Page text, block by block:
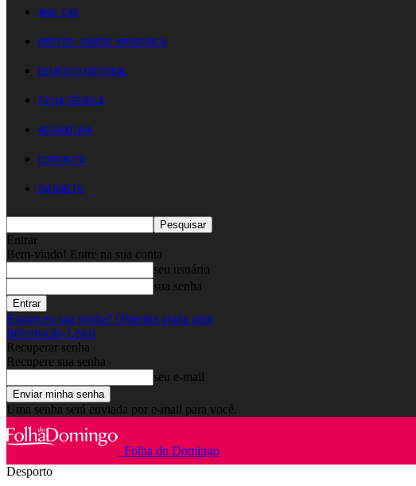
ANO: CXII
DIRETOR: SAMUEL MENDONÇA
ESTATUTO EDITORIAL
FICHA TÉCNICA
ASSINATURA
CONTACTO
EM DIRETO
Entrar
Bem-vindo! Entre na sua conta
seu usuário
sua senha
Esqueceu sua senha? Obtenha ajuda aqui
Informação Legal
Recuperar senha
Recupere sua senha
seu e-mail
Uma senha será enviada por e-mail para você.
Folha do Domingo
Desporto